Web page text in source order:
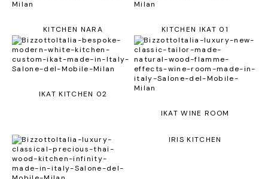
KITCHEN NARA KITCHEN IKAT 01
IKAT KITCHEN 02
IKAT WINE ROOM
IRIS KITCHEN